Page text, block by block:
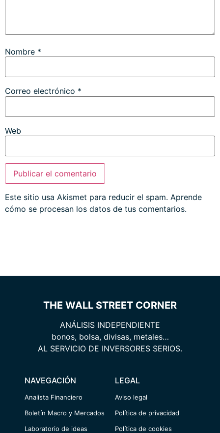
Nombre *
Correo electrónico *
Web
Este sitio usa Akismet para reducir el spam. Aprende
cómo se procesan los datos de tus comentarios.
THE WALL STREET CORNER
ANÁLISIS INDEPENDIENTE
bonos, bolsa, divisas, metales…
AL SERVICIO DE INVERSORES SERIOS.
NAVEGACIÓN
Analista Financiero
Boletín Macro y Mercados
Laboratorio de ideas
LEGAL
Aviso legal
Política de privacidad
Política de cookies